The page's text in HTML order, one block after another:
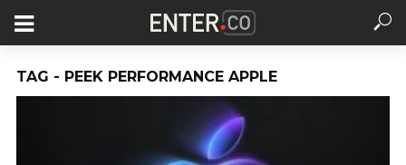
TAG - PEEK PERFORMANCE APPLE